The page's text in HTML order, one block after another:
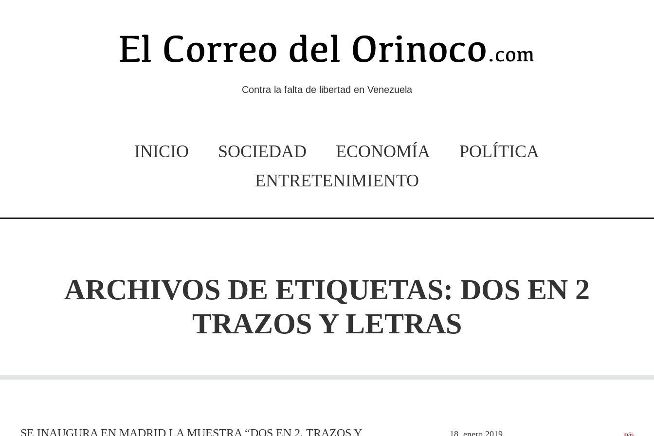
Contra la falta de libertad en Venezuela
INICIO SOCIEDAD ECONOMÍA
POLÍTICA
ENTRETENIMIENTO
ARCHIVOS DE ETIQUETAS: DOS EN 2
TRAZOS Y LETRAS
SE INAUGURA EN MADRID LA MUESTRA “DOS EN 2. TRAZOS Y
18 enero 2019 más